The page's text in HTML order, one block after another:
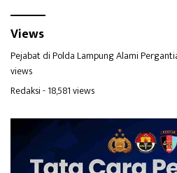
Views
Pejabat di Polda Lampung Alami
views
Redaksi- 18,581 views